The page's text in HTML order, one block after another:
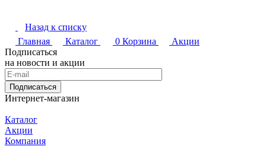
Назад к списку
Главная
Каталог 0 Корзина
Акции
Подписаться
на новости и акции
Подписаться
Интернет-магазин
Каталог
Акции
Компания